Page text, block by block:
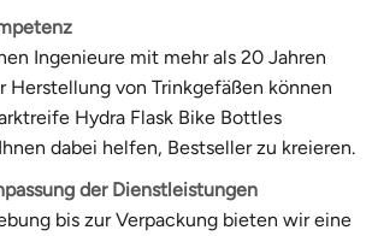
Ingenieure mit mehr als 20 Jahren
Herstellung von Trinkgefäßen können
Hydra Flask Bike Bottles
dabei helfen, Bestseller zu kreieren.
der Dienstleistungen
bis zur Verpackung bieten wir eine